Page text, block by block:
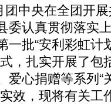
中央在全团开
委认真贯彻落实
一批“安利彩虹计
，扎实开展了
爱心捐赠等系列“
效，现将有关工